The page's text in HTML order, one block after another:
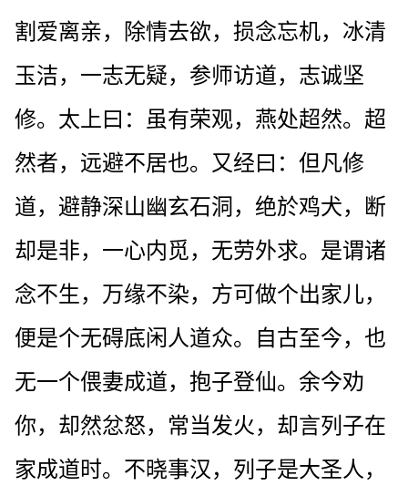
割爱离亲，除情去欲，损念忘机，冰清
玉洁，一志无疑，参师访道，志诚坚
修。太上曰：虽有荣观，燕处超然。超
然者，远避不居也。又经曰：但凡修
道，避静深山幽玄石洞，绝於鸡犬，断
却是非，一心内觅，无劳外求。是谓诸
念不生，万缘不染，方可做个出家儿，
便是个无碍底闲人道众。自古至今，也
无一个偎妻成道，抱子登仙。余今劝
你，却然忿怒，常当发火，却言列子在
家成道时。不晓事汉，列子是大圣人，